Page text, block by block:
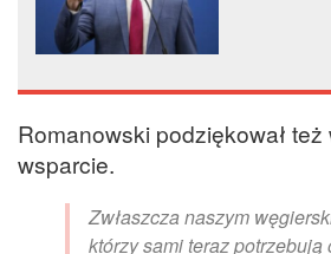
Romanowski podziękował
wsparcie.
Zwłaszcza naszym
którzy sami teraz potrzebują